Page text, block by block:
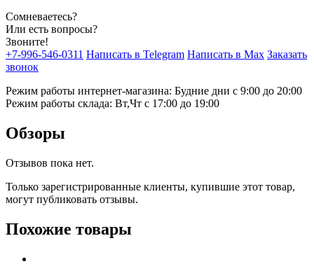
Сомневаетесь?
Или есть вопросы?
Звоните!
+7-996-546-0311 Написать в Telegram Написать в Max Заказать
звонок
Режим работы интернет-магазина: Будние дни с 9:00 до 20:00
Режим работы склада: Вт,Чт с 17:00 до 19:00
Обзоры
Отзывов пока нет.
Только зарегистрированные клиенты, купившие этот товар,
могут публиковать отзывы.
Похожие товары